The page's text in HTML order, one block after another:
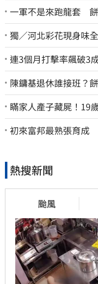
一軍不是來跑龍套
獨／河北彩花現身味
連3個月打擊率飆破3
陳鏞基退休誰接班？
瞞家人產子藏屍！19
「產檢紀錄全空白」
初來富邦最熟張育成
熱搜新聞
颱風